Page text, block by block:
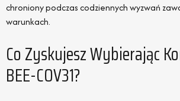
chroniony podczas codziennych wyzwań
warunkach.
Co Zyskujesz Wybierając
BEE-COV31?